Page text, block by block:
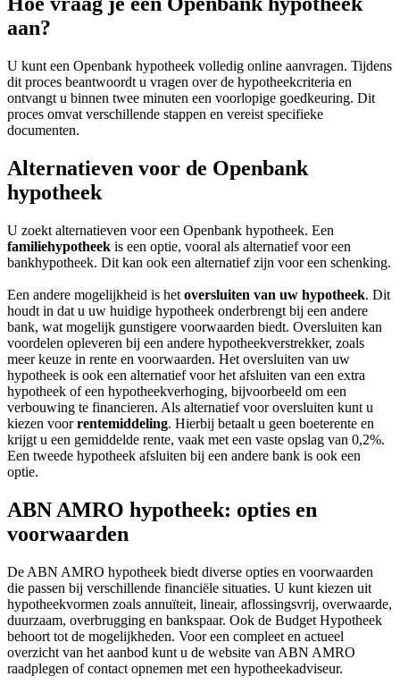
aan?
U kunt een Openbank hypotheek volledig online aanvragen. Tijdens
dit proces beantwoordt u vragen over de hypotheekcriteria en
ontvangt u binnen twee minuten een voorlopige goedkeuring. Dit
proces omvat verschillende stappen en vereist specifieke
documenten.
Alternatieven voor de Openbank
hypotheek
U zoekt alternatieven voor een Openbank hypotheek. Een
familiehypotheek is een optie, vooral als alternatief voor een
bankhypotheek. Dit kan ook een alternatief zijn voor een schenking.
Een andere mogelijkheid is het oversluiten van uw hypotheek. Dit
houdt in dat u uw huidige hypotheek onderbrengt bij een andere
bank, wat mogelijk gunstigere voorwaarden biedt. Oversluiten kan
voordelen opleveren bij een andere hypotheekverstrekker, zoals
meer keuze in rente en voorwaarden. Het oversluiten van uw
hypotheek is ook een alternatief voor het afsluiten van een extra
hypotheek of een hypotheekverhoging, bijvoorbeeld om een
verbouwing te financieren. Als alternatief voor oversluiten kunt u
kiezen voorrentemiddeling. Hierbij betaalt u geen boeterente en
krijgt u een gemiddelde rente, vaak met een vaste opslag van 0,2%.
Een tweede hypotheek afsluiten bij een andere bank is ook een
optie.
ABN AMRO hypotheek: opties en
voorwaarden
De ABN AMRO hypotheek biedt diverse opties en voorwaarden
die passen bij verschillende financiële situaties. U kunt kiezen uit
hypotheekvormen zoals annuïteit, lineair, aflossingsvrij, overwaarde,
duurzaam, overbrugging en bankspaar. Ook de Budget Hypotheek
behoort tot de mogelijkheden. Voor een compleet en actueel
overzicht van het aanbod kunt u de website van ABN AMRO
raadplegen of contact opnemen met een hypotheekadviseur.